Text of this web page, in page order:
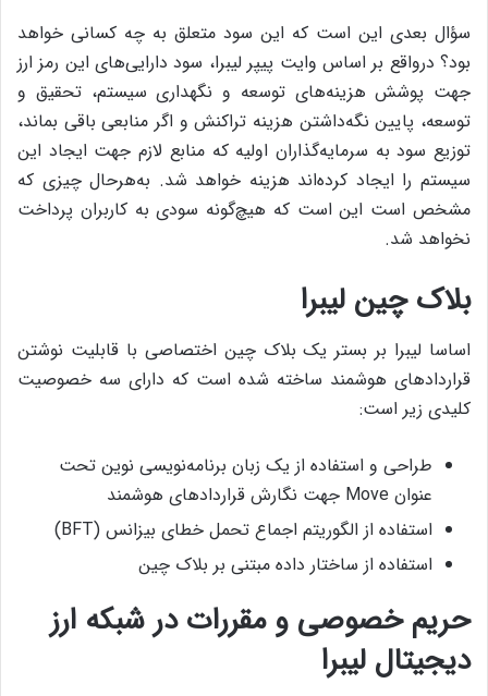
سؤال بعدی این است که این سود متعلق به چه کسانی خواهد
بود؟ درواقع بر اساس وایت پیپر لیبرا، سود دارایی‌های این رمز ارز
جهت پوشش هزینه‌های توسعه و نگهداری سیستم، تحقیق و
توسعه، پایین نگه‌داشتن هزینه تراکنش و اگر منابعی باقی بماند،
توزیع سود به سرمایه‌گذاران اولیه که منابع لازم جهت ایجاد این
سیستم را ایجاد کرده‌اند هزینه خواهد شد. به‌هرحال چیزی که
مشخص است این است که هیچ‌گونه سودی به کاربران پرداخت
نخواهد شد.
بلاک چین لیبرا
اساسا لیبرا بر بستر یک بلاک چین اختصاصی با قابلیت نوشتن
قراردادهای هوشمند ساخته ‌شده است که دارای سه خصوصیت
کلیدی زیر است:
طراحی و استفاده از یک زبان برنامه‌نویسی نوین تحت
عنوان Move جهت نگارش قراردادهای هوشمند
استفاده از الگوریتم اجماع تحمل خطای بیزانس (BFT)
استفاده از ساختار داده مبتنی بر بلاک چین
حریم خصوصی و مقررات در شبکه ارز
دیجیتال لیبرا